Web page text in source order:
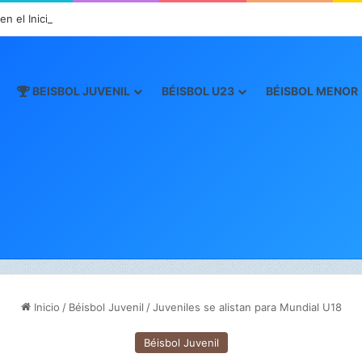
el Inicio de la “Súper Ronda”
BEISBOL JUVENIL BÉISBOL U23 BÉISBOL MENOR
Inicio / Béisbol Juvenil / Juveniles se alistan para Mundial U18
Béisbol Juvenil